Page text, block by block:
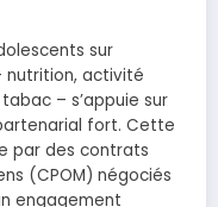
sur
nutrition, activité
– s’appuie sur
fort. Cette
par des contrats
(CPOM) négociés
engagement